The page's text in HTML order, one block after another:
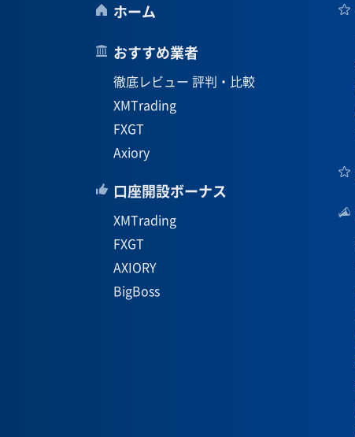
ホーム
おすすめ業者
徹底レビュー 評判・比較
XMTrading
FXGT
Axiory
口座開設ボーナス
XMTrading
FXGT
AXIORY
BigBoss